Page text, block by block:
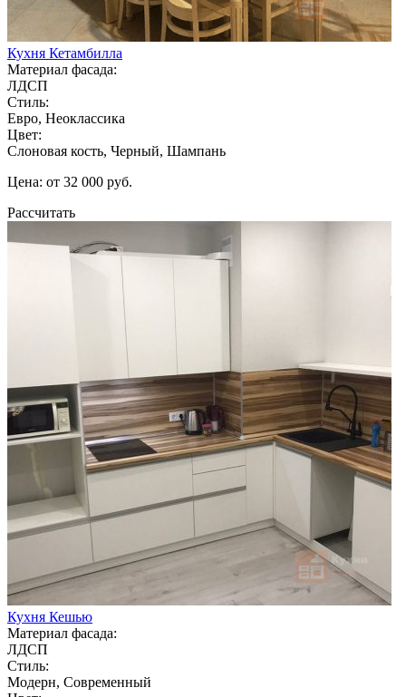
Кухня Кетамбилла
Материал фасада:
ЛДСП
Стиль:
Евро, Неоклассика
Цвет:
Слоновая кость, Черный, Шампань
Цена: от 32 000 руб.
Рассчитать
Кухня Кешью
Материал фасада:
ЛДСП
Стиль:
Модерн, Современный